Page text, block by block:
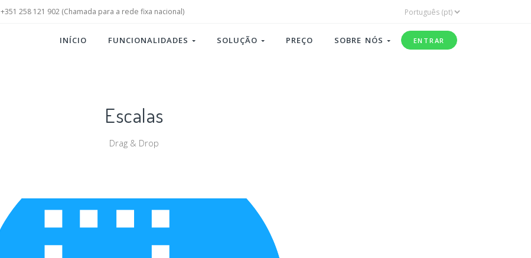
+351 258 121 902 (Chamada para a rede fixa nacional)
INÍCIO FUNCIONALIDADES SOLUÇÃO PREÇO SOBRE NÓS ENTRAR
Escalas
Drag & Drop